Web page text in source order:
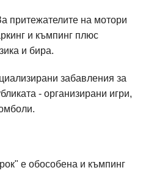
притежателите на мотори
и къмпинг плюс
и бира.
забавления за
- организирани игри,
е обособена и къмпинг